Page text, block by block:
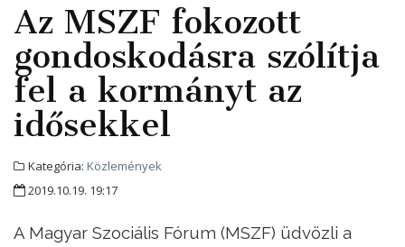
Az MSZF fokozott
gondoskodásra szólítja
fel a kormányt az
idősekkel
Kategória: Közlemények
2019.10.19. 19:17
A Magyar Szociális Fórum (MSZF) üdvözli a